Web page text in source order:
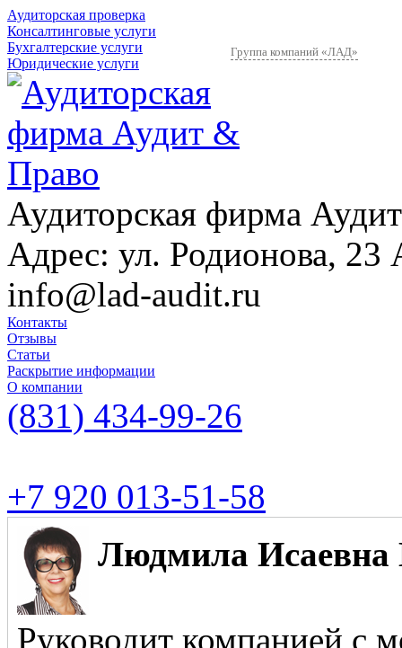
Аудиторская проверка
Консалтинговые услуги
Бухгалтерские услуги
Юридические услуги
Группа компаний «ЛАД»
Аудиторская фирма
Адрес: ул. Родионова, 23
info@lad-audit.ru
Контакты
Отзывы
Статьи
Раскрытие информации
О компании
(831) 434-99-26
+7 920 013-51-58
Людмила Исаевна
Руководит компанией с